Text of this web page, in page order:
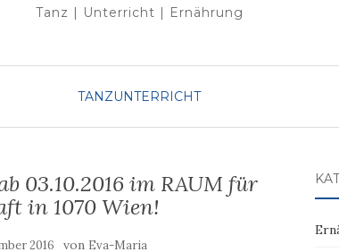
Tanz | Unterricht | Ernährung
TANZUNTERRICHT
03.10.2016 im RAUM für
in 1070 Wien!
2016 von Eva-Maria